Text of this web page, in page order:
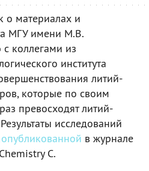
о материалах и
МГУ имени М.В.
коллегами из
института
литий-
которые по своим
превосходят литий-
исследований
опубликованной в журнале
C.